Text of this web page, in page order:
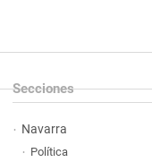
Secciones
Navarra
Política